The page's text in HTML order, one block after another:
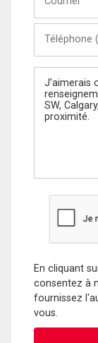
(Optionnel)
Message
En cliquant
consentez à
fournissez
vous.